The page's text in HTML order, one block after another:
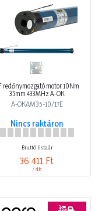
redőnymozgató motor 10Nm
35mm 433MHz A-OK
A-OKAM35-10/17E
Nincs raktáron
Bruttó listaár
36 411 Ft
/ db